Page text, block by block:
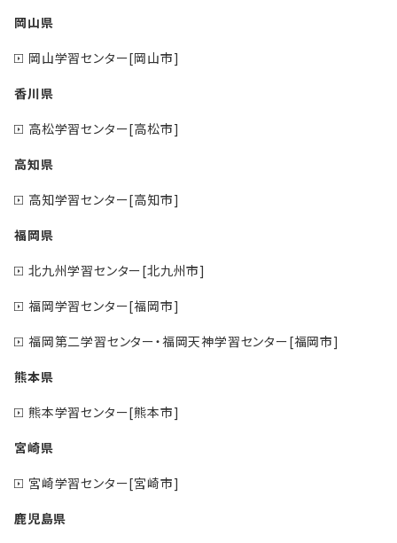
岡山県
岡山学習センター[岡山市]
香川県
高松学習センター[高松市]
高知県
高知学習センター[高知市]
福岡県
北九州学習センター[北九州市]
福岡学習センター[福岡市]
福岡第二学習センター・福岡天神学習センター[福岡市]
熊本県
熊本学習センター[熊本市]
宮崎県
宮崎学習センター[宮崎市]
鹿児島県